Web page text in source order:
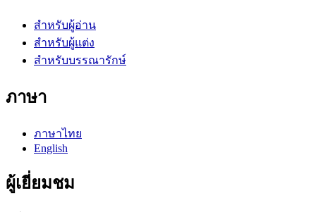
สำหรับผู้อ่าน
สำหรับผู้แต่ง
สำหรับบรรณารักษ์
ภาษา
ภาษาไทย
English
ผู้เยี่ยมชม